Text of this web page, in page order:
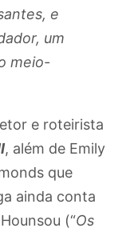
e
um
meio-
e roteirista
, além de Emily
que
ainda conta
(“Os